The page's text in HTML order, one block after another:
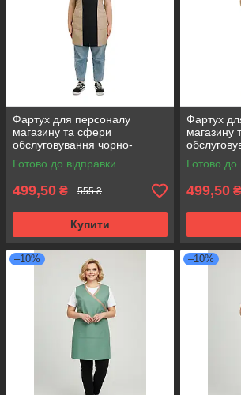
Фартух для персоналу
магазину та сфери
обслуговування чорно-
бежевий
Готово до відправки
499,50 ₴ 555 ₴
Купити
Фартух
магазину
жовтий
Готово до
499,50 ₴
–10% –10%